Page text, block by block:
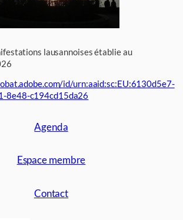
lausannoises établie au
id/urn:aaid:sc:EU:6130d5e7-
8e48-c194cd15da26
Agenda
Espace membre
Contact